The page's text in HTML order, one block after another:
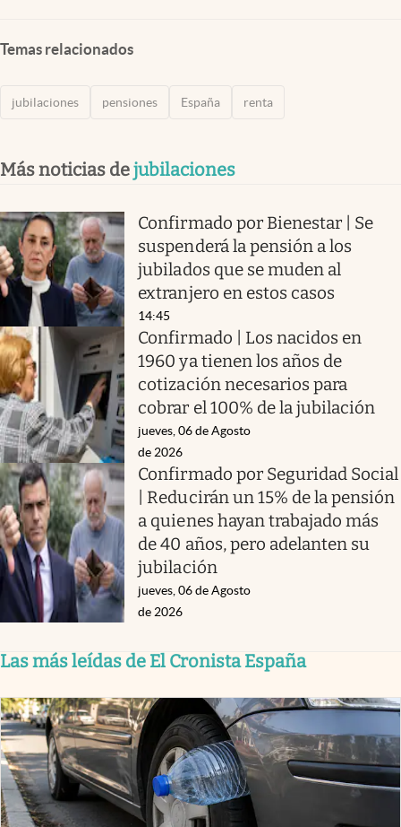
Temas relacionados
jubilaciones pensiones España renta
Más noticias dejubilaciones
Confirmado por Bienestar | Se
suspenderá la pensión a los
jubilados que se muden al
extranjero en estos casos
14:45
Confirmado | Los nacidos en
1960 ya tienen los años de
cotización necesarios para
cobrar el 100% de la jubilación
jueves, 06 de Agosto
de 2026
Confirmado por Seguridad Social
| Reducirán un 15% de la pensión
a quienes hayan trabajado más
de 40 años, pero adelanten su
jubilación
jueves, 06 de Agosto
de 2026
Las más leídas de El Cronista España